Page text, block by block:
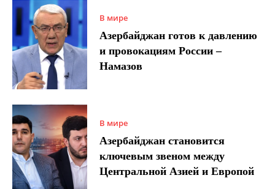
В мире
Азербайджан готов к давлению
и провокациям России –
Намазов
В мире
Азербайджан становится
ключевым звеном между
Центральной Азией и Европой